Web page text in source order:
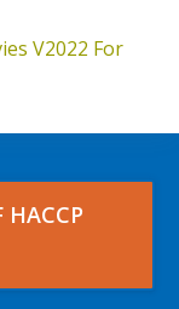
HACCP